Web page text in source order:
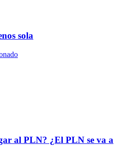
sola
al PLN? ¿El PLN se va a